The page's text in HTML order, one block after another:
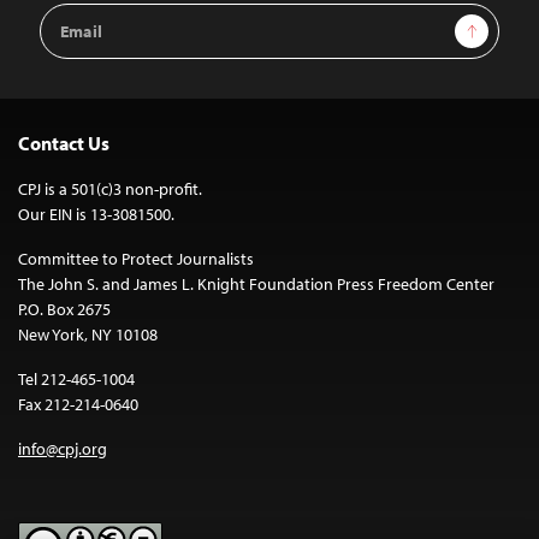
Email
Address
Sign Up
Contact Us
CPJ is a 501(c)3 non-profit.
Our EIN is 13-3081500.
Committee to Protect Journalists
The John S. and James L. Knight Foundation Press Freedom Center
P.O. Box 2675
New York, NY 10108
Tel 212-465-1004
Fax 212-214-0640
info@cpj.org